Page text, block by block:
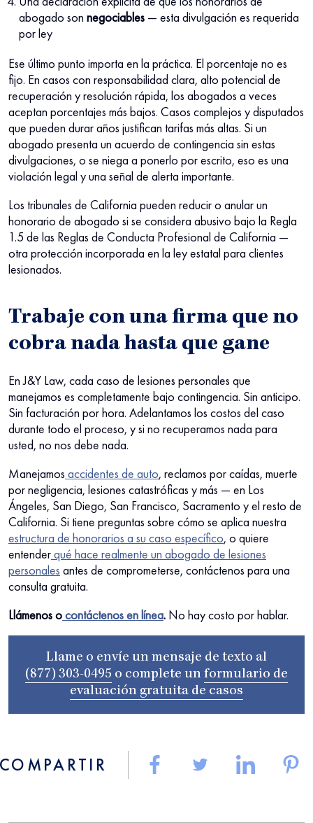
abogado son negociables — esta divulgación es requerida
por ley
Ese último punto importa en la práctica. El porcentaje no es
fijo. En casos con responsabilidad clara, alto potencial de
recuperación y resolución rápida, los abogados a veces
aceptan porcentajes más bajos. Casos complejos y disputados
que pueden durar años justifican tarifas más altas. Si un
abogado presenta un acuerdo de contingencia sin estas
divulgaciones, o se niega a ponerlo por escrito, eso es una
violación legal y una señal de alerta importante.
Los tribunales de California pueden reducir o anular un
honorario de abogado si se considera abusivo bajo la Regla
1.5 de las Reglas de Conducta Profesional de California —
otra protección incorporada en la ley estatal para clientes
lesionados.
Trabaje con una firma que no
cobra nada hasta que gane
En J&Y Law, cada caso de lesiones personales que
manejamos es completamente bajo contingencia. Sin anticipo.
Sin facturación por hora. Adelantamos los costos del caso
durante todo el proceso, y si no recuperamos nada para
usted, no nos debe nada.
Manejamos accidentes de auto, reclamos por caídas, muerte
por negligencia, lesiones catastróficas y más — en Los
Ángeles, San Diego, San Francisco, Sacramento y el resto de
California. Si tiene preguntas sobre cómo se aplica nuestra
estructura de honorarios a su caso específico, o quiere
entenderqué hace realmente un abogado de lesiones
personales antes de comprometerse, contáctenos para una
consulta gratuita.
Llámenos ocontáctenos en línea. No hay costo por hablar.
Llame o envíe un mensaje de texto al
(877) 303-0495 o complete un formulario de
evaluación gratuita de casos